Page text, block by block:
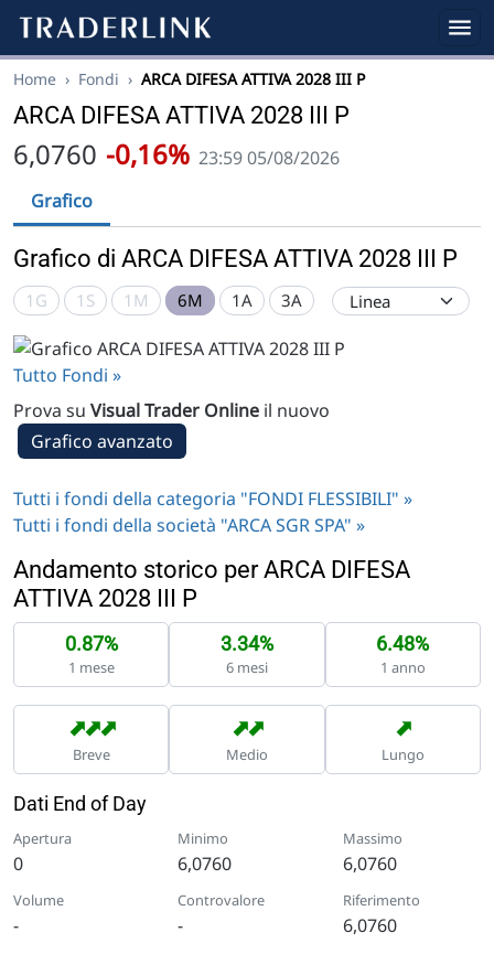
Home › Fondi › ARCA DIFESA ATTIVA 2028 III P
ARCA DIFESA ATTIVA 2028 III P
6,0760 -0,16% 23:59 05/08/2026
Grafico
Grafico di ARCA DIFESA ATTIVA 2028 III P
1G 1S 1M 6M 1A 3A
Tutto Fondi »
Prova su Visual Trader Online il nuovo
Grafico avanzato
Tutti i fondi della categoria "FONDI FLESSIBILI" »
Tutti i fondi della società "ARCA SGR SPA" »
Andamento storico per ARCA DIFESA
ATTIVA 2028 III P
0.87%
1 mese
3.34%
6 mesi
6.48%
1 anno
➡
➡
➡
Breve
➡
➡
Medio
➡
Lungo
Dati End of Day
Apertura
0
Minimo
6,0760
Massimo
6,0760
Volume
-
Controvalore
-
Riferimento
6,0760